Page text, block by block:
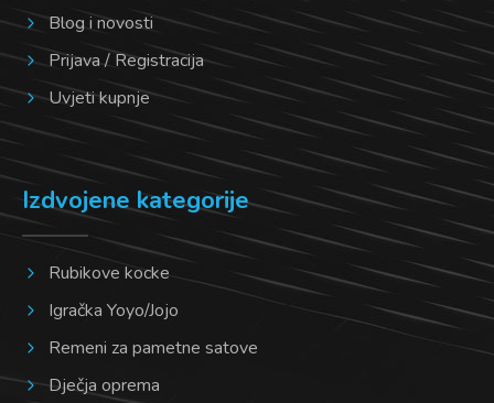
Blog i novosti
Prijava / Registracija
Uvjeti kupnje
Izdvojene kategorije
Rubikove kocke
Igračka Yoyo/Jojo
Remeni za pametne satove
Dječja oprema